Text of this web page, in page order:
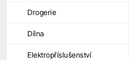
Drogerie
Dílna
Elektropříslušenství